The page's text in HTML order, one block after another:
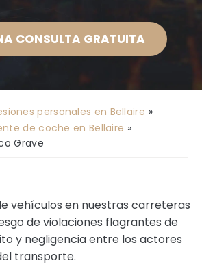
CONSULTA GRATUITA
personales en Bellaire »
de coche en Bellaire »
Grave
vehículos en nuestras carreteras
de violaciones flagrantes de
y negligencia entre los actores
transporte.